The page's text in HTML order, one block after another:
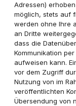
Adressen)
möglich, stets auf
werden ohne Ihre
an Dritte
dass die
Kommunikation
aufweisen kann.
vor dem Zugriff
Nutzung von im
veröffentlichten
Übersendung von